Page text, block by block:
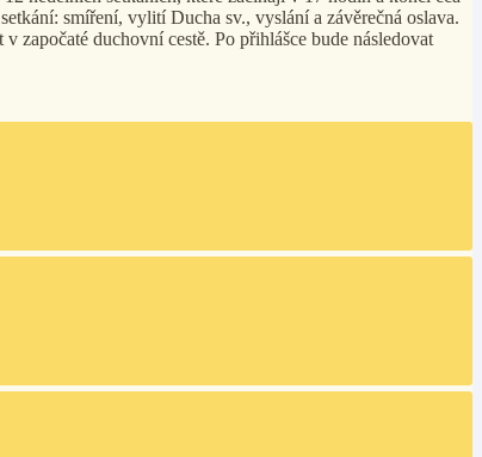
smíření, vylití Ducha sv., vyslání a závěrečná oslava.
duchovní cestě. Po přihlášce bude následovat